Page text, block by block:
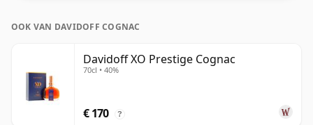
OOK VAN DAVIDOFF COGNAC
Davidoff XO Prestige Cognac
70cl • 40%
€ 170 ?